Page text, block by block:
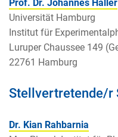
Prof. Dr. Johannes Haller
Universität Hamburg
Institut für
Luruper Chaussee 149
22761 Hamburg
Stellvertretende/r
Dr. Kian Rahbarnia